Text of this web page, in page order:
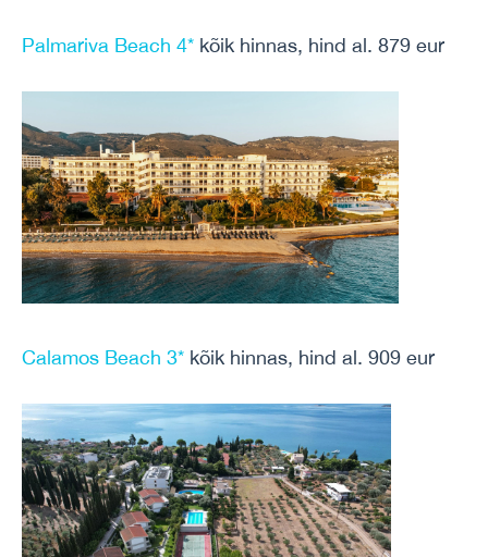
Palmariva Beach 4* kõik hinnas, hind al. 879 eur
Calamos Beach 3* kõik hinnas, hind al. 909 eur